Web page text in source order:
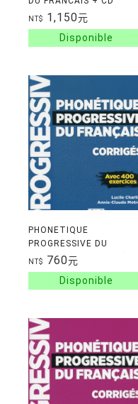
AUDIO MP3 + CORRIGES
NT$ 1,150元
PHONETIQUE
PROGRESSIVE DU
FRANCAIS - AVANCE (B2-
C1) CORRIGES 解答本
NT$ 760元